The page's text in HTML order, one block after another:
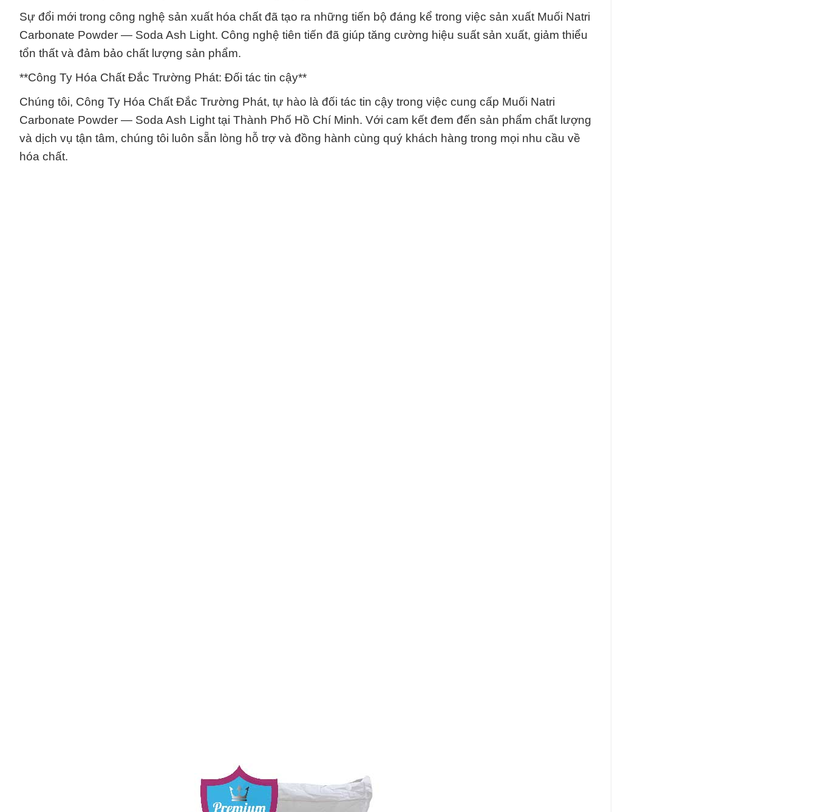
Sự đổi mới trong công nghệ sản xuất hóa chất đã tạo ra những tiến bộ đáng kể trong việc sản xuất Muối Natri
Carbonate Powder — Soda Ash Light. Công nghệ tiên tiến đã giúp tăng cường hiệu suất sản xuất, giảm thiểu
tổn thất và đảm bảo chất lượng sản phẩm.
**Công Ty Hóa Chất Đắc Trường Phát: Đối tác tin cậy**
Chúng tôi, Công Ty Hóa Chất Đắc Trường Phát, tự hào là đối tác tin cậy trong việc cung cấp Muối Natri
Carbonate Powder — Soda Ash Light tại Thành Phố Hồ Chí Minh. Với cam kết đem đến sản phẩm chất lượng
và dịch vụ tận tâm, chúng tôi luôn sẵn lòng hỗ trợ và đồng hành cùng quý khách hàng trong mọi nhu cầu về
hóa chất.